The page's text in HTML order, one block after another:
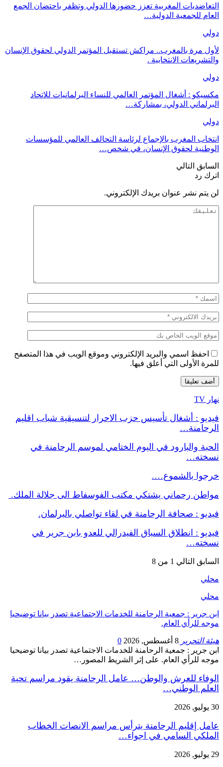
التعاضديات المغربية تعزز حضورها الدولي وتظفر باحتضان الجمع
العام للجمعية الدولية…
دولي
لأول مرة بالمغرب.. مراكش تستقبل المؤتمر الدولي لحقوق الإنسان
والتشريعات الانتخابية .
دولي
مكسيكو : أشغال المؤتمر العالمي للنساء البرلمانيات للاتحاد
البرلماني الدولي، بمشاركة…
دولي
انتخاب المغرب بالإجماع لرئاسة التحالف العالمي للمؤسسات
الوطنية لحقوق الإنسان، في شخص…
السابق التالي
اترك رد
لن يتم نشر عنوان بريدك الإلكتروني.
احفظ اسمي والبريد الإلكتروني وموقع الويب في هذا المتصفح
للمرة الأولى التي أعلق فيها.
نهار TV
فيديو : أشغال تأسيس حزب الاحرار لتنسيقية شباب اقليم
الرحامنة…
الحبة والبارود في اليوم الختامي لموسم الرحامنة في
نسخته…
خرجوا بالشموع….
مواطن رحماني يشتكي مكتب الفوسفاط الى جلالة الملك.
فيديو : صحافة الرحامنة في لقاء تواصلي بالبرلمان.
فيديو : انطلاق السباق الفيدرالي للعدو بابن جرير في
نسخته…
السابق التالي 1 من 8
محلي
محلي
ابن جرير : جمعية الرحامنة للخدمات الاجتماعية تصدر بيانا توضيحيا
موجه للرأي العام.
هيئة التحرير 8 أغسطس, 2026
0
ابن جرير : جمعية الرحامنة للخدمات الاجتماعية تصدر بيانا توضيحيا
موجه للرأي العام. على إثر الشريط المصور…
الوفاء للعرش والوطن… عامل الرحامنة يقود مراسم تحية
العلم الوطني…
30 يوليو, 2026
عامل إقليم الرحامنة يترأس مراسم الانصات الخطاب
الملكي السامي في اجواء…
29 يوليو, 2026